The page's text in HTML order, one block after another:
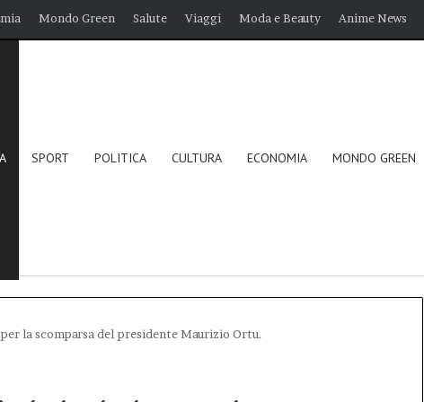
Mondo Green Salute Viaggi Moda e Beauty Anime News
SPORT POLITICA CULTURA ECONOMIA MONDO GREEN
la scomparsa del presidente Maurizio Ortu.